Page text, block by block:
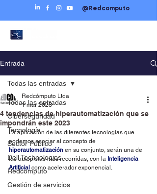
@Redcomputo
Entrada
Todas las entradas
Ciberseguridad
Tecnología
Sector Público
Dell Technologies
Redcómputo
Gestión de servicios
Todas las entradas
4 tendencias de hiperautomatización que se
impondrán este 2023
Redcómputo Ltda
1 mar 2023
La aplicación de las diferentes tecnologías que
podemos asociar al concepto de
hiperautomatización en su conjunto, serán una de
las autopistas más recorridas, con la Inteligencia
Artificial como acelerador exponencial.